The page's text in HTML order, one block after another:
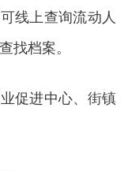
线上查询流动人
找档案。
促进中心、街镇